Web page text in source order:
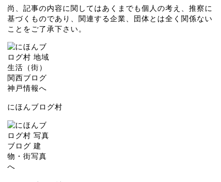
尚、記事の内容に関してはあくまでも個人の考え、推察に
基づくものであり、関連する企業、団体とは全く関係ない
ことをご了承下さい。
にほんブログ村